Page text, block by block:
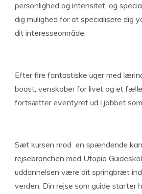
personlighed og intensitet, og
dig mulighed for at specialisere dig
dit interesseområde.
Efter fire fantastiske uger med
boost, venskaber for livet og et
fortsætter eventyret ud i jobbet som
Sæt kursen mod en spændende
rejsebranchen med Utopia
uddannelsen være dit springbræt
verden. Din rejse som guide starter